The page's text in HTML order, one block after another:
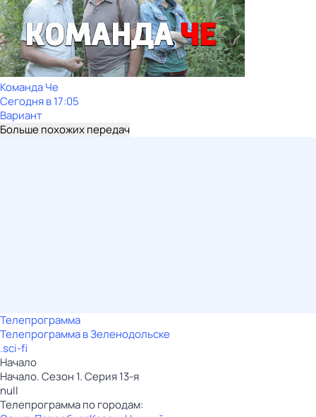
Команда Че
Сегодня в 17:05
Вариант
Больше похожих передач
Телепрограмма
Телепрограмма в Зеленодольске
.sci-fi
Начало
Начало. Сезон 1. Серия 13-я
null
Телепрограмма по городам: